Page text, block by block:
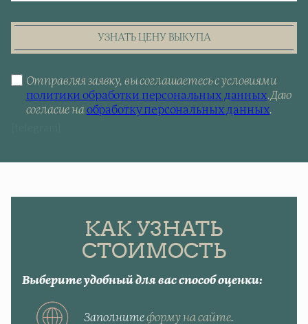
УЗНАТЬ ЦЕНУ ВЫКУПА
Отправляя заявку, вы соглашаетесь с условиями
политики обработки персональных данных.Даю
согласие наобработку персональных данных.
КАК УЗНАТЬ
СТОИМОСТЬ
Выберите удобный для вас способ оценки:
Заполнитеформу на сайте.